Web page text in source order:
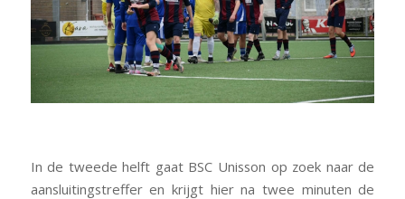
In de tweede helft gaat BSC Unisson op zoek naar de
aansluitingstreffer en krijgt hier na twee minuten de